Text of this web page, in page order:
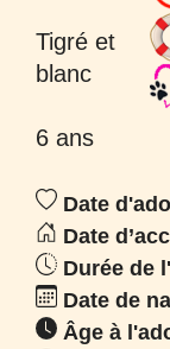
Tigré et
blanc
6 ans
Date
Date
Durée de
Date de
Âge à